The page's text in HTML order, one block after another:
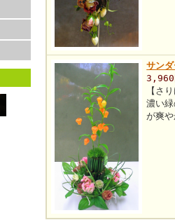
サン
3,960
【さ
濃い
が爽や